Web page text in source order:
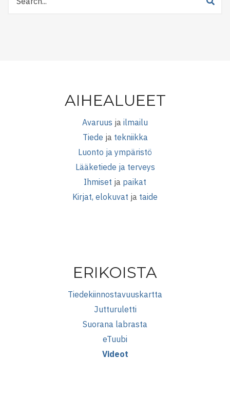
AIHEALUEET
Avaruus ja ilmailu
Tiede ja tekniikka
Luonto ja ympäristö
Lääketiede ja terveys
Ihmiset ja paikat
Kirjat, elokuvat ja taide
ERIKOISTA
Tiedekiinnostavuuskartta
Jutturuletti
Suorana labrasta
eTuubi
Videot